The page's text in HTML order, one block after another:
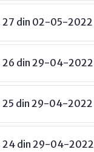
27 din 02-05-2022
26 din 29-04-2022
25 din 29-04-2022
24 din 29-04-2022